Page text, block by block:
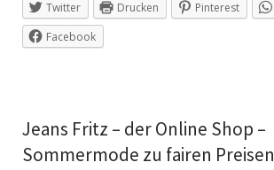
Twitter Drucken Pinterest
Facebook
Jeans Fritz – der Online Shop –
Sommermode zu fairen Preisen